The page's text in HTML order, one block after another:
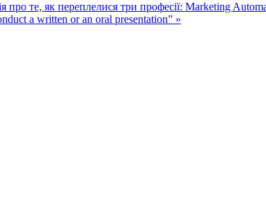
про те, як переплелися три професії: Marketing
a written or an oral presentation” »